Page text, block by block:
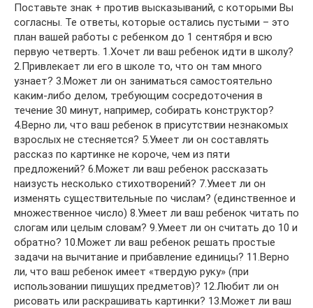
Поставьте знак + против высказываний, с которыми Вы
согласны. Те ответы, которые остались пустыми – это
план вашей работы с ребенком до 1 сентября и всю
первую четверть. 1.Хочет ли ваш ребенок идти в школу?
2.Привлекает ли его в школе то, что он там много
узнает? 3.Может ли он заниматься самостоятельно
каким-либо делом, требующим сосредоточения в
течение 30 минут, например, собирать конструктор?
4.Верно ли, что ваш ребенок в присутствии незнакомых
взрослых не стесняется? 5.Умеет ли он составлять
рассказ по картинке не короче, чем из пяти
предложений? 6.Может ли ваш ребенок рассказать
наизусть несколько стихотворений? 7.Умеет ли он
изменять существительные по числам? (единственное и
множественное число) 8.Умеет ли ваш ребенок читать по
слогам или целым словам? 9.Умеет ли он считать до 10 и
обратно? 10.Может ли ваш ребенок решать простые
задачи на вычитание и прибавление единицы? 11.Верно
ли, что ваш ребенок имеет «твердую руку» (при
использовании пишущих предметов)? 12.Любит ли он
рисовать или раскрашивать картинки? 13.Может ли ваш